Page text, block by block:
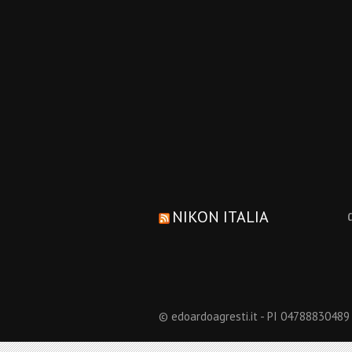
NIKON ITALIA
© edoardoagresti.it - PI